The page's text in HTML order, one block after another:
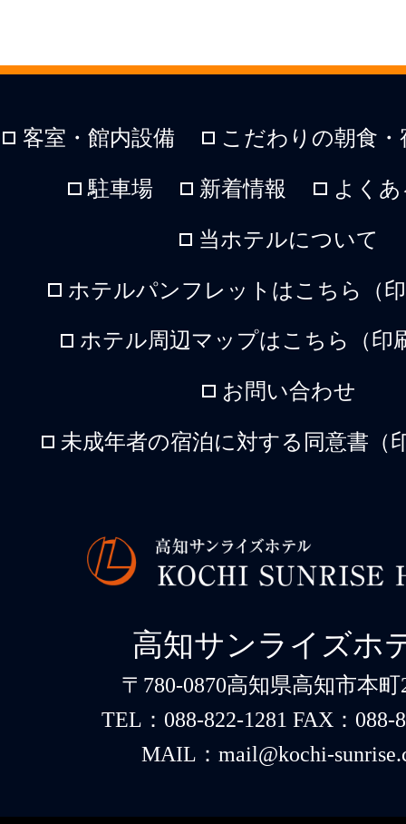
客室・館内設備 こだわりの朝食
駐車場 新着情報 よく
当ホテルについて
ホテルパンフレットはこちら（
ホテル周辺マップはこちら（印
お問い合わせ
未成年者の宿泊に対する同意書（
高知サンライズホ
〒780-0870高知県高知市本町
TEL：088-822-1281 FAX：088-
MAIL：mail@kochi-